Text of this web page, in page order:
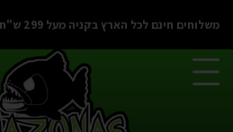
משלוחים חינם לכל הארץ בקניה מעל 299 ש"ח